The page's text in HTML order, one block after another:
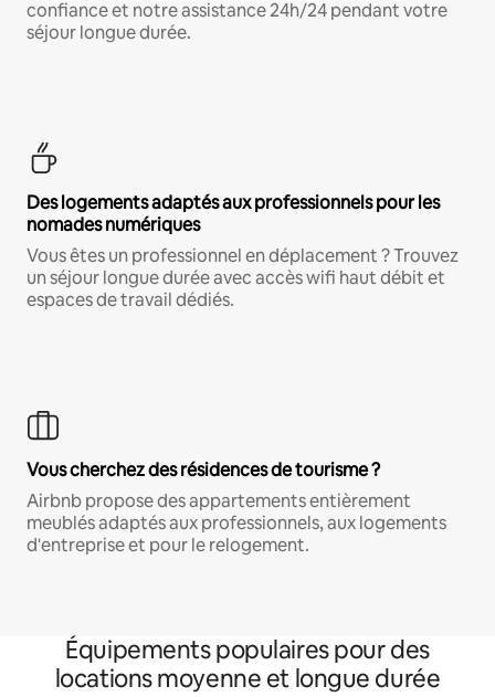
confiance et notre assistance 24h/24 pendant votre
séjour longue durée.
Des logements adaptés aux professionnels pour les
nomades numériques
Vous êtes un professionnel en déplacement ? Trouvez
un séjour longue durée avec accès wifi haut débit et
espaces de travail dédiés.
Vous cherchez des résidences de tourisme ?
Airbnb propose des appartements entièrement
meublés adaptés aux professionnels, aux logements
d'entreprise et pour le relogement.
Équipements populaires pour des
locations moyenne et longue durée